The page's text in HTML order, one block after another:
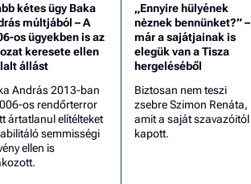
kétes ügy Baka
múltjából – A
os ügyekben is az
keresete ellen
állást
András 2013-ban
os rendőrterror
ártatlanul elítélteket
semmisségi
ellen is
„Ennyire hülyének
nėznek bennünket?” –
már a sajátjainak is
elegük van a Tisza
hergeléséből
Biztosan nem teszi
zsebre Szimon Renáta,
amit a saját szavazóitól
kapott.